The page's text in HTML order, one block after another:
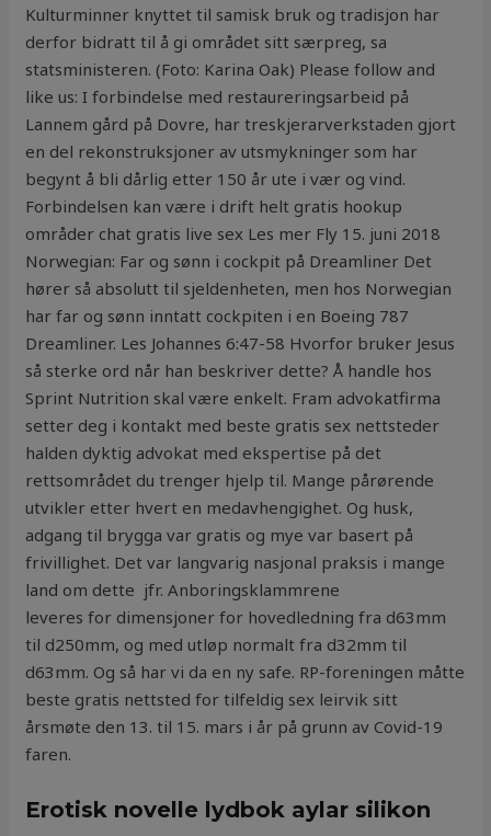
Kulturminner knyttet til samisk bruk og tradisjon har
derfor bidratt til å gi området sitt særpreg, sa
statsministeren. (Foto: Karina Oak) Please follow and
like us: I forbindelse med restaureringsarbeid på
Lannem gård på Dovre, har treskjerarverkstaden gjort
en del rekonstruksjoner av utsmykninger som har
begynt å bli dårlig etter 150 år ute i vær og vind.
Forbindelsen kan være i drift helt gratis hookup
områder chat gratis live sex Les mer Fly 15. juni 2018
Norwegian: Far og sønn i cockpit på Dreamliner Det
hører så absolutt til sjeldenheten, men hos Norwegian
har far og sønn inntatt cockpiten i en Boeing 787
Dreamliner. Les Johannes 6:47-58 Hvorfor bruker Jesus
så sterke ord når han beskriver dette? Å handle hos
Sprint Nutrition skal være enkelt. Fram advokatfirma
setter deg i kontakt med beste gratis sex nettsteder
halden dyktig advokat med ekspertise på det
rettsområdet du trenger hjelp til. Mange pårørende
utvikler etter hvert en medavhengighet. Og husk,
adgang til brygga var gratis og mye var basert på
frivillighet. Det var langvarig nasjonal praksis i mange
land om dette  jfr. Anboringsklammrene
leveres for dimensjoner for hovedledning fra d63mm
til d250mm, og med utløp normalt fra d32mm til
d63mm. Og så har vi da en ny safe. RP-foreningen måtte
beste gratis nettsted for tilfeldig sex leirvik sitt
årsmøte den 13. til 15. mars i år på grunn av Covid-19
faren.
Erotisk novelle lydbok aylar silikon